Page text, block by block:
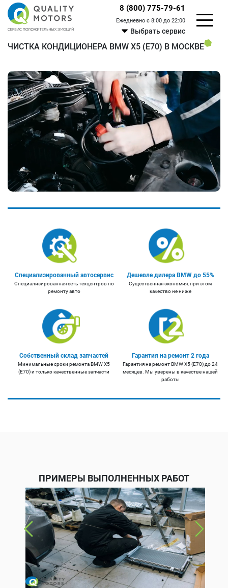
8 (800) 775-79-61
Ежедневно с 8:00 до 22:00
Выбрать сервис
ЧИСТКА КОНДИЦИОНЕРА BMW X5 (E70) В МОСКВЕ
Специализированный автосервис
Специализированная сеть техцентров по
ремонту авто
Дешевле дилера BMW до 55%
Существенная экономия, при этом
качество не ниже
Собственный склад запчастей
Минимальные сроки ремонта BMW X5
(E70) и только качественные запчасти
Гарантия на ремонт 2 года
Гарантия на ремонт BMW X5 (E70) до 24
месяцев. Мы уверены в качестве нашей
работы
ПРИМЕРЫ ВЫПОЛНЕННЫХ РАБОТ